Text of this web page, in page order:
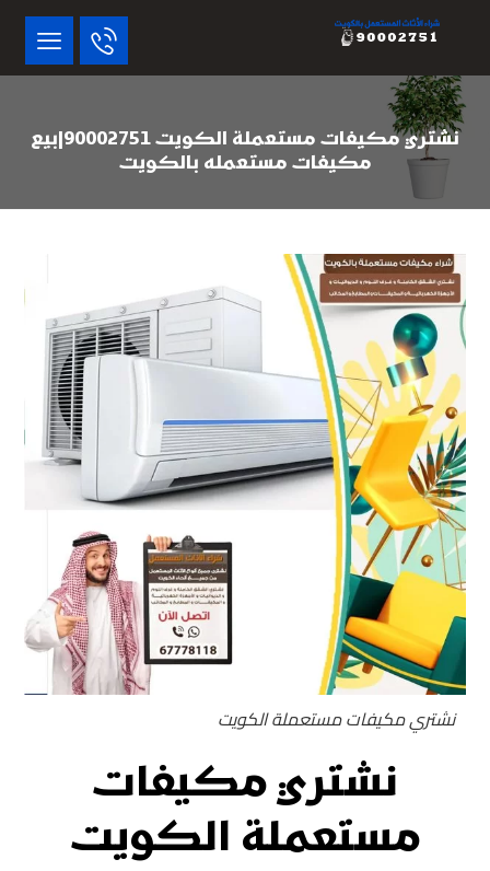
نشتري مكيفات مستعملة الكويت 90002751|بيع
مكيفات مستعمله بالكويت
نشتري مكيفات مستعملة الكويت
نشتري مكيفات
مستعملة الكويت